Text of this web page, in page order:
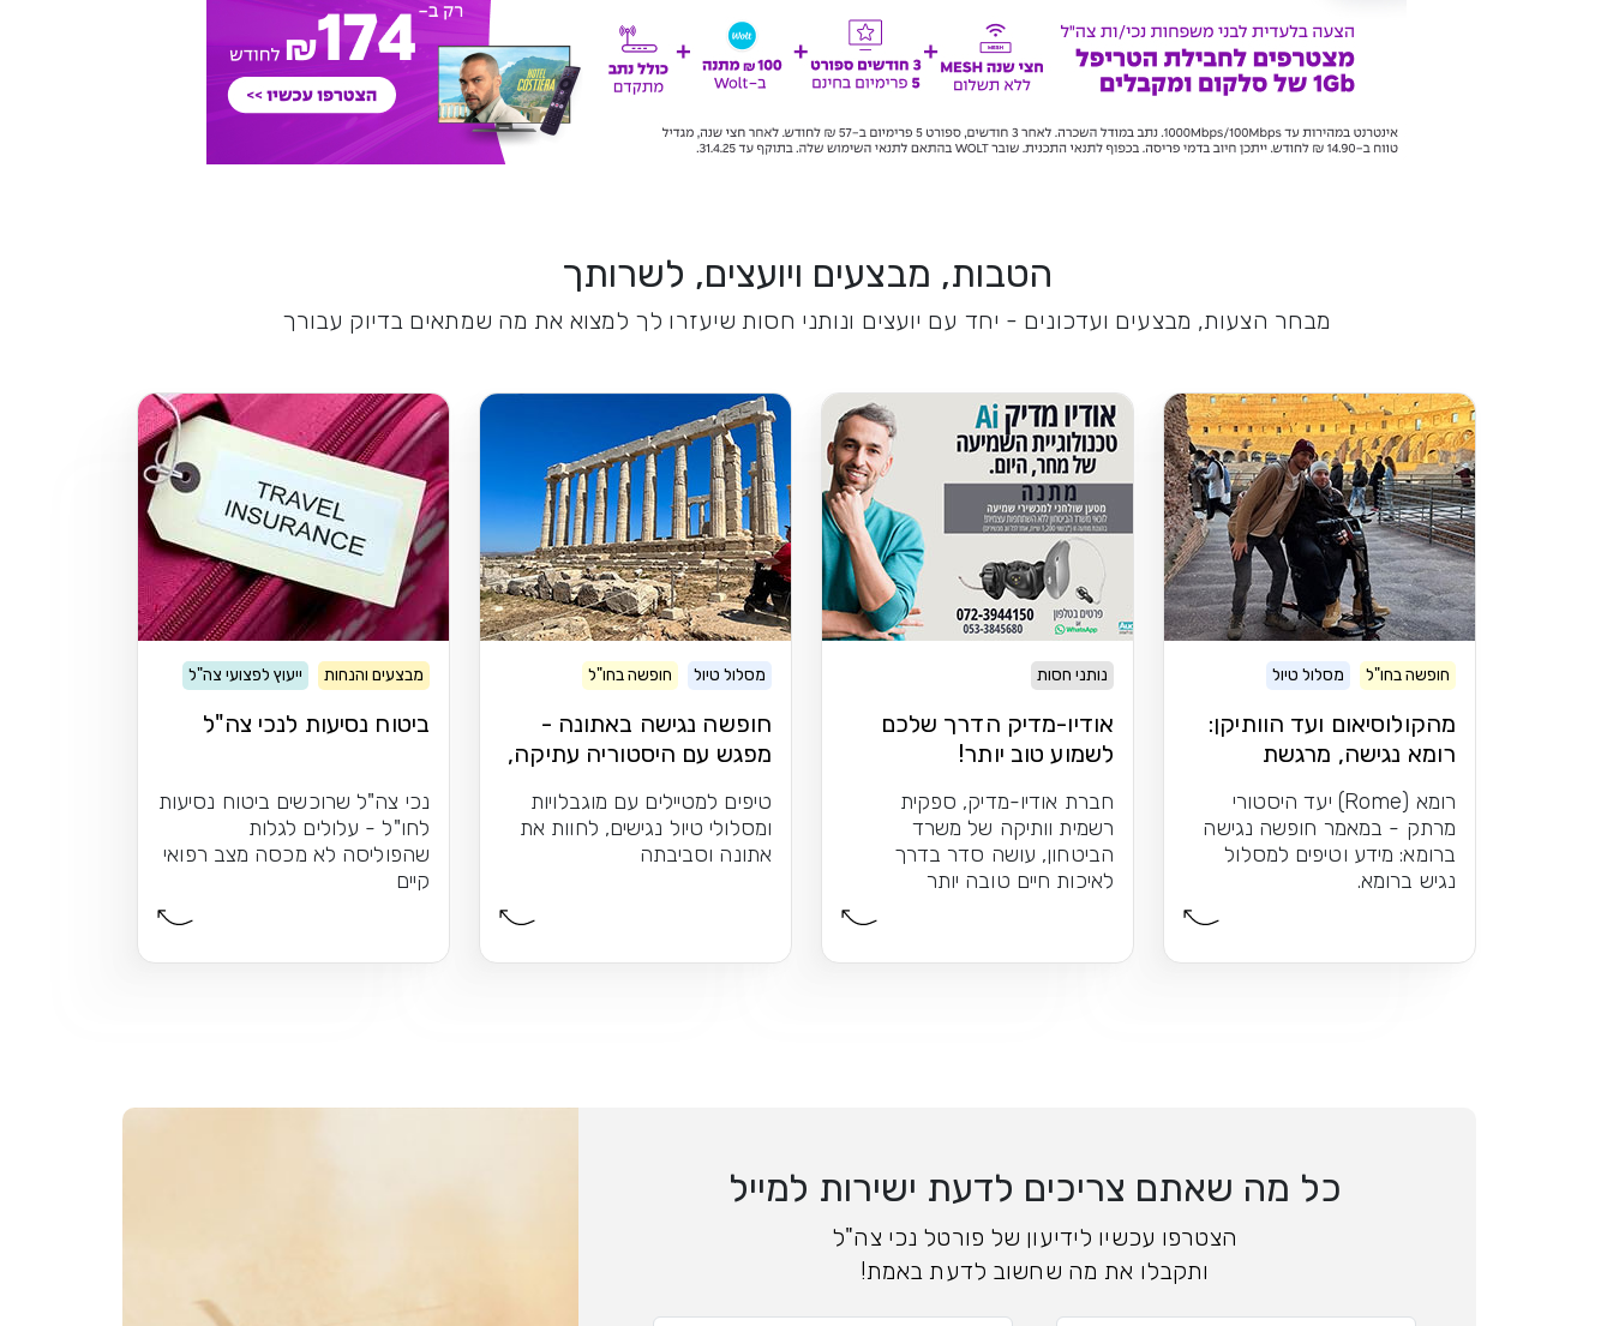
הטבות, מבצעים ויועצים, לשרותך
מבחר הצעות, מבצעים ועדכונים - יחד עם יועצים ונותני חסות שיעזרו לך למצוא את מה שמתאים בדיוק עבורך
חופשה בחו"ל מסלול טיול
מהקולוסיאום ועד הוותיקן:
רומא נגישה, מרגשת
ומתאימה לכל אחד
רומא (Rome) יעד היסטורי
מרתק - במאמר חופשה נגישה
ברומא: מידע וטיפים למסלול
נגיש ברומא.
נותני חסות
אודיו-מדיק הדרך שלכם
לשמוע טוב יותר!
חברת אודיו-מדיק, ספקית
רשמית וותיקה של משרד
הביטחון, עושה סדר בדרך
לאיכות חיים טובה יותר
מסלול טיול חופשה בחו"ל
חופשה נגישה באתונה -
מפגש עם היסטוריה עתיקה,
טיפים למטיילים עם מוגבלויות
ומסלולי טיול נגישים, לחוות את
אתונה וסביבתה
מבצעים והנחות ייעוץ לפצועי צה"ל
ביטוח נסיעות לנכי צה"ל
נכי צה"ל שרוכשים ביטוח נסיעות
לחו"ל - עלולים לגלות
שהפוליסה לא מכסה מצב רפואי
קיים
כל מה שאתם צריכים לדעת ישירות למייל
הצטרפו עכשיו לידיעון של פורטל נכי צה"ל
ותקבלו את מה שחשוב לדעת באמת!